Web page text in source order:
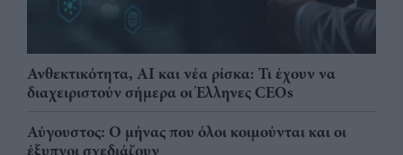
Ανθεκτικότητα, AI και νέα ρίσκα: Τι έχουν να
διαχειριστούν σήμερα οι Έλληνες CEOs
Αύγουστος: Ο μήνας που όλοι κοιμούνται και οι